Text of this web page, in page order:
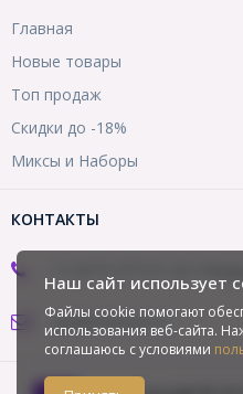
Главная
Новые товары
Топ продаж
Скидки до -18%
Миксы и Наборы
КОНТАКТЫ
opt@mirbusin.ru
Наш сайт использует
Файлы cookie помогают
использования веб-сайта.
соглашаюсь с условиями